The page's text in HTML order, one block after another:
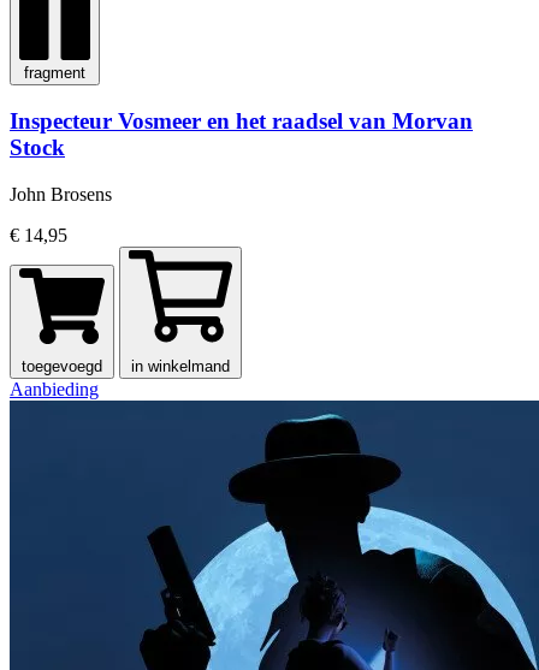
fragment
Inspecteur Vosmeer en het raadsel van Morvan
Stock
John Brosens
€ 14,95
toegevoegd in winkelmand
Aanbieding